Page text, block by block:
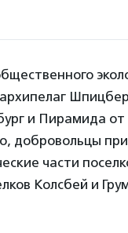
и Пирамида
добровольцы
части
Колсбей и